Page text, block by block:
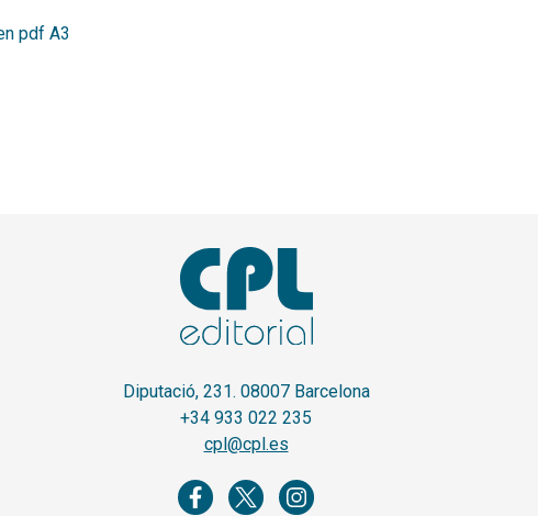
pdf A3
Diputació, 231. 08007 Barcelona
+34 933 022 235
cpl@cpl.es